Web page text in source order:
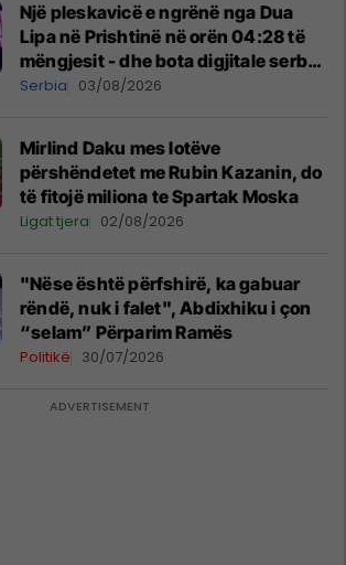
Një pleskavicë e ngrënë nga Dua
Lipa në Prishtinë në orën 04:28 të
mëngjesit - dhe bota digjitale serbe
shpall gjendjen e luftës
Serbia 03/08/2026
Mirlind Daku mes lotëve
përshëndetet me Rubin Kazanin, do
të fitojë miliona te Spartak Moska
Ligat tjera 02/08/2026
"Nëse është përfshirë, ka gabuar
rëndë, nuk i falet", Abdixhiku i çon
“selam” Përparim Ramës
Politikë 30/07/2026